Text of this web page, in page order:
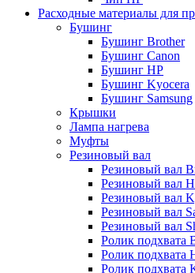
Расходные материалы для
Бушинг
Бушинг Brother
Бушинг Canon
Бушинг HP
Бушинг Kyocera
Бушинг Samsung
Крышки
Лампа нагрева
Муфты
Резиновый вал
Резиновый вал
Резиновый вал
Резиновый вал
Резиновый вал
Резиновый вал
Ролик подхвата
Ролик подхвата
Ролик подхвата